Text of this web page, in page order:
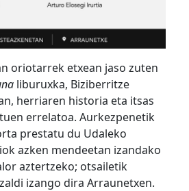
oriotarrek etxean jaso zuten
liburuxka, Biziberritze
herriaren historia eta itsas
errelatoa. Aurkezpenetik
prestatu du Udaleko
azken mendeetan izandako
aztertzeko; otsailetik
izango dira Arraunetxen.